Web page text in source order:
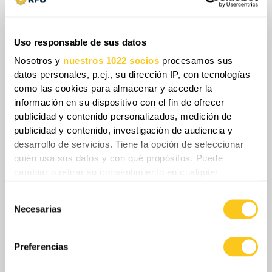
Uso responsable de sus datos
Nosotros y nuestros 1022 socios procesamos sus
datos personales, p.ej., su dirección IP, con tecnologías
como las cookies para almacenar y acceder la
información en su dispositivo con el fin de ofrecer
publicidad y contenido personalizados, medición de
publicidad y contenido, investigación de audiencia y
desarrollo de servicios. Tiene la opción de seleccionar
quién usa sus datos y con qué propósitos. Puede
cambiar o retirar su consentimiento en cualquier
Recopilar información sobre su ubicación
geográfica que puede tener una precisión de varios
Necesarias
Preferencias
rusas instrumentalizan los poderes de
transporte en beneficio exclusivo de la
logística militar. De este modo, la población
civil asume el coste principal del
sostenimiento del esfuerzo bélico ruso,
viéndose atrapada por las restricciones a la
movilidad mientras los recursos esenciales
se redirigen de manera prioritaria al
estamento militar.